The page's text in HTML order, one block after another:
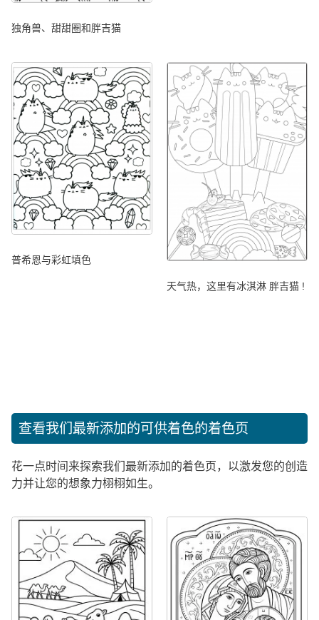
独角兽、甜甜圈和胖吉猫
普希恩与彩虹填色
天气热，这里有冰淇淋 胖吉猫 !
查看我们最新添加的可供着色的着色页
花一点时间来探索我们最新添加的着色页，以激发您的创造
力并让您的想象力栩栩如生。